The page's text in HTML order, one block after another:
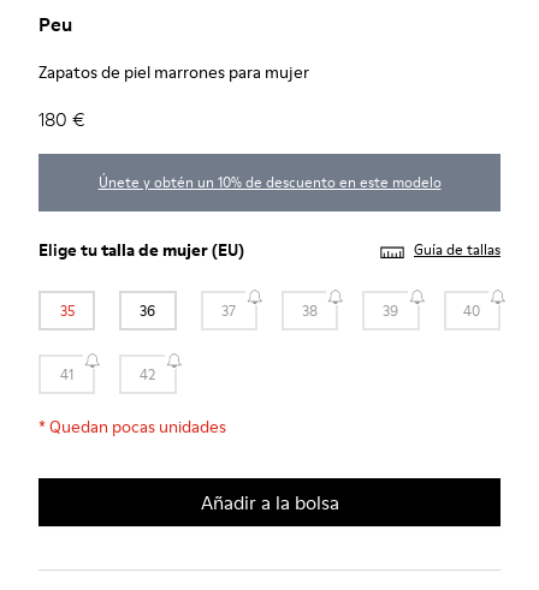
Peu
Zapatos de piel marrones para mujer
180 €
Únete y obtén un 10% de descuento en este modelo
Elige tutalla de mujer(EU) Guía de tallas
35 36 37 38 39 40
41 42
*Quedan pocas unidades
Añadir a la bolsa